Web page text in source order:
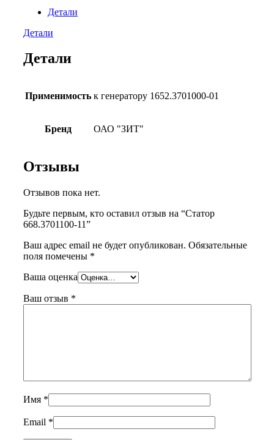
Детали
Детали
Детали
Применимость к генератору 1652.3701000-01
Бренд ОАО "ЗИТ"
Отзывы
Отзывов пока нет.
Будьте первым, кто оставил отзыв на “Статор
668.3701100-11”
Ваш адрес email не будет опубликован. Обязательные
поля помечены *
Ваша оценка
Ваш отзыв *
Имя *
Email *